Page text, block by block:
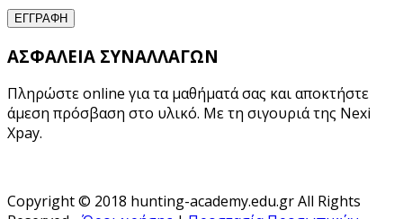
ΑΣΦΑΛΕΙΑ ΣΥΝΑΛΛΑΓΩΝ
Πληρώστε online για τα μαθήματά σας και αποκτήστε
άμεση πρόσβαση στο υλικό. Με τη σιγουριά της Nexi
Xpay.
Copyright © 2018 hunting-academy.edu.gr All Rights